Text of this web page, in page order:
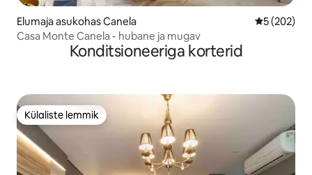
Elumaja asukohas Canela Keskmine
5 (202)
Casa Monte Canela - hubane ja mugav
Konditsioneeriga korterid
Külaliste lemmik
Külaliste lemmik